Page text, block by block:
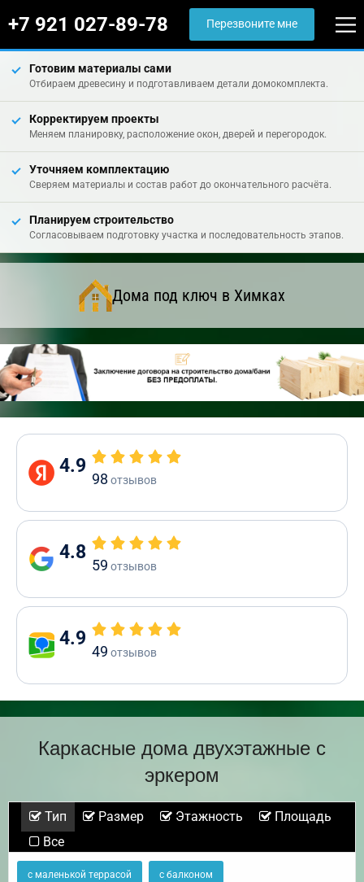
+7 921 027-89-78 Перезвоните мне
Готовим материалы сами
Отбираем древесину и подготавливаем детали домокомплекта.
Корректируем проекты
Меняем планировку, расположение окон, дверей и перегородок.
Уточняем комплектацию
Сверяем материалы и состав работ до окончательного расчёта.
Планируем строительство
Согласовываем подготовку участка и последовательность этапов.
Дома под ключ в Химках
4.9
98 отзывов
4.8
59 отзывов
4.9
49 отзывов
Каркасные дома двухэтажные с
эркером
Тип Размер Этажность
Площадь
Все
с маленькой террасой с балконом